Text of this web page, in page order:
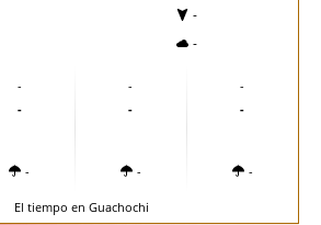
-
-
-
-
-
-
-
-
-
-
-
El tiempo en Guachochi